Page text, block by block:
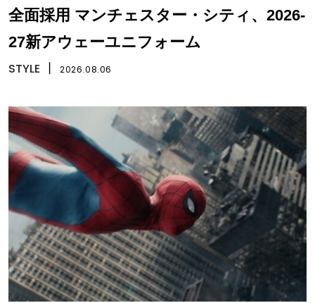
全面採用 マンチェスター・シティ、2026-
27新アウェーユニフォーム
STYLE 2026.08.06